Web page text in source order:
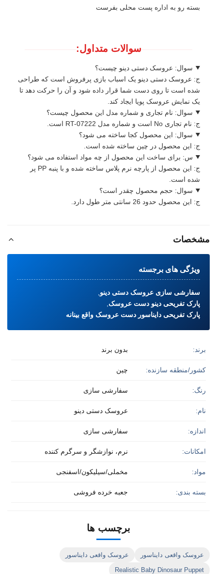
بسته رو به اداره پست محلی بفرست
سوالات متداول:
سوال: عروسک دستی دینو چیست؟
ج: عروسک دستی دینو یک اسباب بازی پرفروش است که طراحی
شده است تا روی دست شما قرار داده شود و آن را حرکت دهد تا
یک نمایش عروسک پویا ایجاد کند.
سوال: نام تجاری و شماره مدل این محصول چیست؟
ج: نام تجاری No است و شماره مدل RT-07222 است.
سوال: این محصول کجا ساخته می شود؟
ج: این محصول در چین ساخته شده است.
س: برای ساخت این محصول از چه مواد استفاده می شود؟
ج: این محصول از پارچه نرم پلاس ساخته شده و با پنبه PP پر
شده است.
سوال: حجم محصول چقدر است؟
ج: این محصول حدود 26 سانتی متر طول دارد.
مشخصات
ویژگی های برجسته
سفارشی سازی عروسک دستی دینو
پارک تفریحی دینو دست عروسک
پارک تفریحی دایناسور دست عروسک واقع بینانه
برند: بدون برند
کشور/منطقه سازنده: چین
رنگ: سفارشی سازی
نام: عروسک دستی دینو
اندازه: سفارشی سازی
امکانات: نرم، نوازشگر و سرگرم کننده
مواد: مخملی/سیلیکون/اسفنجی
بسته بندی: جعبه خرده فروشی
برچسب ها
عروسک واقعی دایناسور عروسک واقعی دایناسور
Realistic Baby Dinosaur Puppet